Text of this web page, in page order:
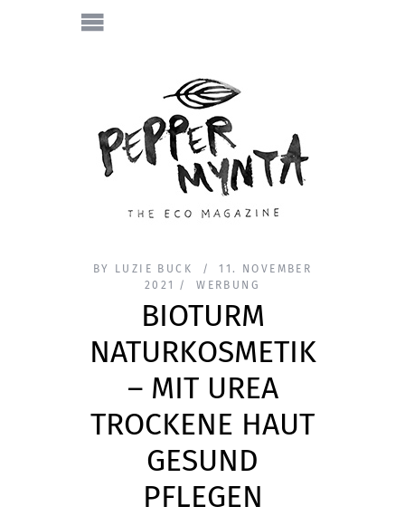
BY LUZIE BUCK
11. NOVEMBER
2021
WERBUNG
BIOTURM
NATURKOSMETIK
– MIT UREA
TROCKENE HAUT
GESUND
PFLEGEN